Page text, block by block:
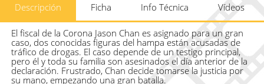
Descripción Ficha Info Técnica Vídeos
El fiscal de la Corona Jason Chan es asignado para un gran
caso, dos conocidas figuras del hampa están acusadas de
tráfico de drogas. El caso depende de un testigo principal,
pero él y toda su familia son asesinados el día anterior de la
declaración. Frustrado, Chan decide tomarse la justicia por
su mano, empezando una gran batalla.